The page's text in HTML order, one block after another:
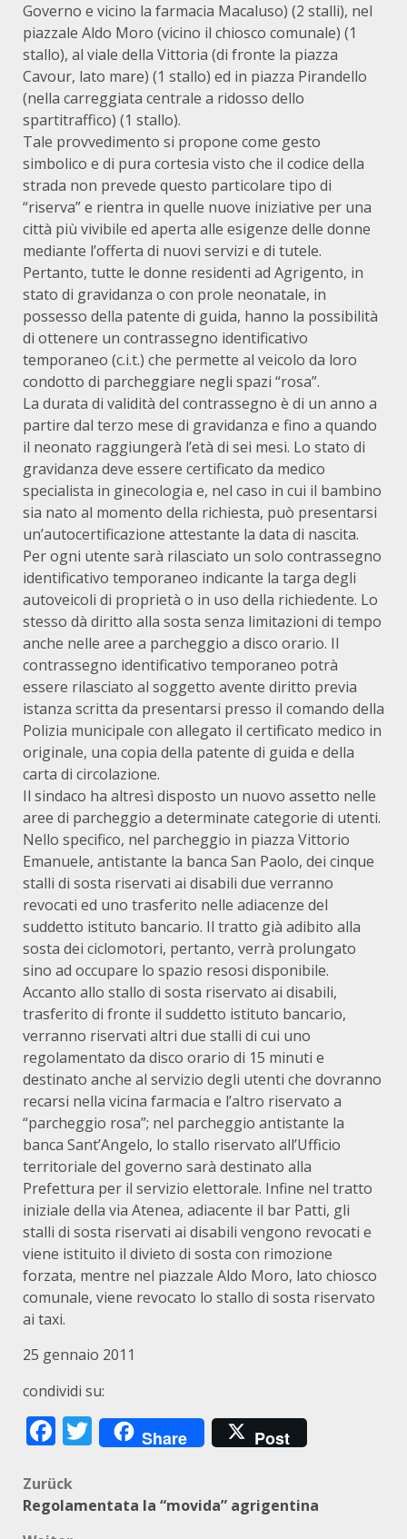
Governo e vicino la farmacia Macaluso) (2 stalli), nel
piazzale Aldo Moro (vicino il chiosco comunale) (1
stallo), al viale della Vittoria (di fronte la piazza
Cavour, lato mare) (1 stallo) ed in piazza Pirandello
(nella carreggiata centrale a ridosso dello
spartitraffico) (1 stallo).
Tale provvedimento si propone come gesto
simbolico e di pura cortesia visto che il codice della
strada non prevede questo particolare tipo di
“riserva” e rientra in quelle nuove iniziative per una
città più vivibile ed aperta alle esigenze delle donne
mediante l’offerta di nuovi servizi e di tutele.
Pertanto, tutte le donne residenti ad Agrigento, in
stato di gravidanza o con prole neonatale, in
possesso della patente di guida, hanno la possibilità
di ottenere un contrassegno identificativo
temporaneo (c.i.t.) che permette al veicolo da loro
condotto di parcheggiare negli spazi “rosa”.
La durata di validità del contrassegno è di un anno a
partire dal terzo mese di gravidanza e fino a quando
il neonato raggiungerà l’età di sei mesi. Lo stato di
gravidanza deve essere certificato da medico
specialista in ginecologia e, nel caso in cui il bambino
sia nato al momento della richiesta, può presentarsi
un’autocertificazione attestante la data di nascita.
Per ogni utente sarà rilasciato un solo contrassegno
identificativo temporaneo indicante la targa degli
autoveicoli di proprietà o in uso della richiedente. Lo
stesso dà diritto alla sosta senza limitazioni di tempo
anche nelle aree a parcheggio a disco orario. Il
contrassegno identificativo temporaneo potrà
essere rilasciato al soggetto avente diritto previa
istanza scritta da presentarsi presso il comando della
Polizia municipale con allegato il certificato medico in
originale, una copia della patente di guida e della
carta di circolazione.
Il sindaco ha altresì disposto un nuovo assetto nelle
aree di parcheggio a determinate categorie di utenti.
Nello specifico, nel parcheggio in piazza Vittorio
Emanuele, antistante la banca San Paolo, dei cinque
stalli di sosta riservati ai disabili due verranno
revocati ed uno trasferito nelle adiacenze del
suddetto istituto bancario. Il tratto già adibito alla
sosta dei ciclomotori, pertanto, verrà prolungato
sino ad occupare lo spazio resosi disponibile.
Accanto allo stallo di sosta riservato ai disabili,
trasferito di fronte il suddetto istituto bancario,
verranno riservati altri due stalli di cui uno
regolamentato da disco orario di 15 minuti e
destinato anche al servizio degli utenti che dovranno
recarsi nella vicina farmacia e l’altro riservato a
“parcheggio rosa”; nel parcheggio antistante la
banca Sant’Angelo, lo stallo riservato all’Ufficio
territoriale del governo sarà destinato alla
Prefettura per il servizio elettorale. Infine nel tratto
iniziale della via Atenea, adiacente il bar Patti, gli
stalli di sosta riservati ai disabili vengono revocati e
viene istituito il divieto di sosta con rimozione
forzata, mentre nel piazzale Aldo Moro, lato chiosco
comunale, viene revocato lo stallo di sosta riservato
ai taxi.
25 gennaio 2011
condividi su:
Facebook
Twitter
Share Post
Beitragsnavigation
Zurück
Regolamentata la “movida” agrigentina